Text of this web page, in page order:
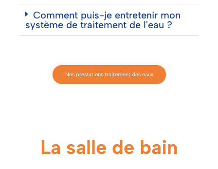
Comment puis-je entretenir mon
système de traitement de l'eau ?
Nos prestations traitement des eaux
La salle de bain